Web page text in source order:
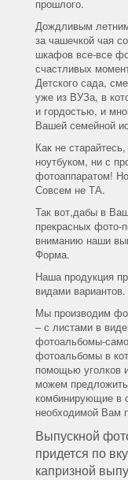
прошлого.
Дождливым
за чашечкой чая
шкафов все-все
счастливых
Детского сада,
уже из ВУЗа, в
и гордостью, и
Вашей семейной
Как не
ноутбуком, ни с
фотоаппаратом!
Совсем не ТА.
Так вот,дабы в
прекрасных
вниманию наши
Форма.
Наша продукция
видами вариантов.
Мы производим
– с листами в
фотоальбомы-
фотоальбомы в
помощью уголков
можем
комбинирующие в
необходимой Вам
Выпускной
придется по
капризной